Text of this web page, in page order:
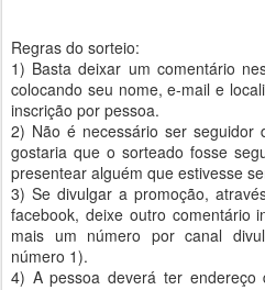
Regras do sorteio:
1) Basta deixar um comentário
colocando seu nome, e-mail e
inscrição por pessoa.
2) Não é necessário ser seguidor
gostaria que o sorteado fosse
presentear alguém que estivesse
3) Se divulgar a promoção,
facebook, deixe outro comentário
mais um número por canal
número 1).
4) A pessoa deverá ter